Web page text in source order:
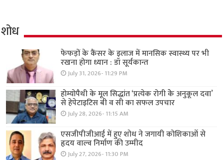
शोध
फेफड़ों के कैंसर के इलाज में मानसिक स्वास्थ्य पर भी
रखना होगा ध्यान : डॉ सूर्यकान्त
July 31, 2026- 11:29 PM
होम्योपैथी के मूल सिद्धांत ‘प्रत्येक रोगी केे अनुकूल दवा’
से हेपेटाइटिस बी व सी का सफल उपचार
July 28, 2026- 11:15 AM
एसजीपीजीआई में हुए शोध ने जगायी कोशिकाओं से
हृदय वाल्व निर्माण की उम्मीद
July 27, 2026- 11:30 PM